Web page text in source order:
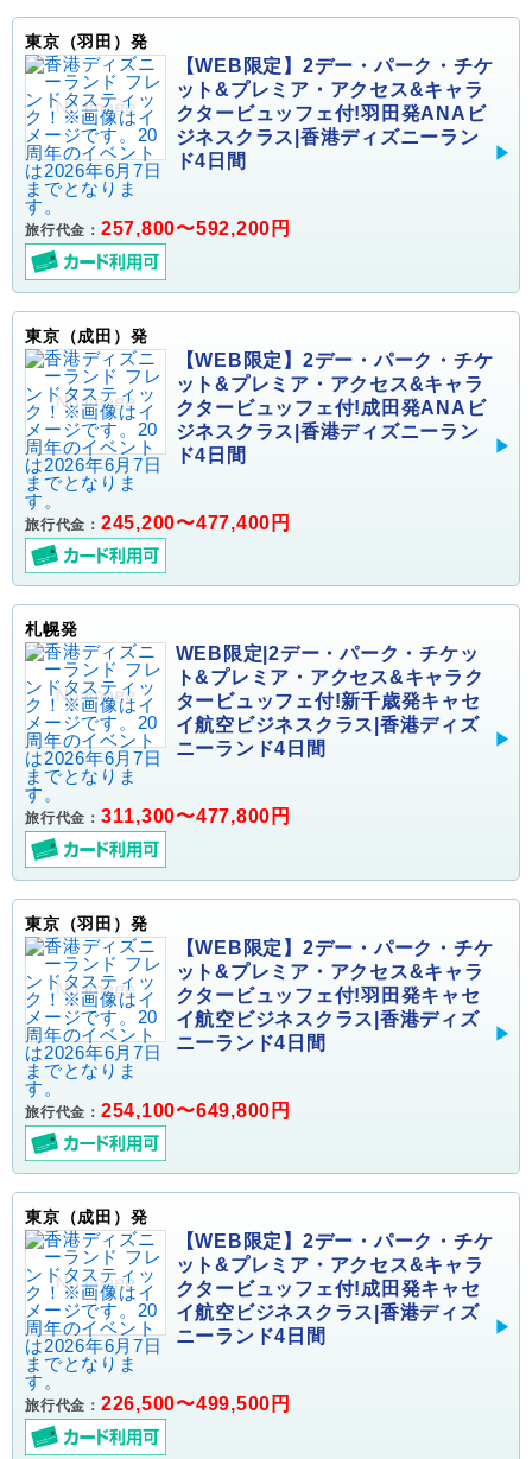
東京（羽田）発
【WEB限定】2デー・パーク・チケ
ット&プレミア・アクセス&キャラ
クタービュッフェ付!羽田発ANAビ
ジネスクラス|香港ディズニーラン
ド4日間
旅行代金： 257,800〜592,200円
東京（成田）発
【WEB限定】2デー・パーク・チケ
ット&プレミア・アクセス&キャラ
クタービュッフェ付!成田発ANAビ
ジネスクラス|香港ディズニーラン
ド4日間
旅行代金： 245,200〜477,400円
札幌発
WEB限定|2デー・パーク・チケッ
ト&プレミア・アクセス&キャラク
タービュッフェ付!新千歳発キャセ
イ航空ビジネスクラス|香港ディズ
ニーランド4日間
旅行代金： 311,300〜477,800円
東京（羽田）発
【WEB限定】2デー・パーク・チケ
ット&プレミア・アクセス&キャラ
クタービュッフェ付!羽田発キャセ
イ航空ビジネスクラス|香港ディズ
ニーランド4日間
旅行代金： 254,100〜649,800円
東京（成田）発
【WEB限定】2デー・パーク・チケ
ット&プレミア・アクセス&キャラ
クタービュッフェ付!成田発キャセ
イ航空ビジネスクラス|香港ディズ
ニーランド4日間
旅行代金： 226,500〜499,500円